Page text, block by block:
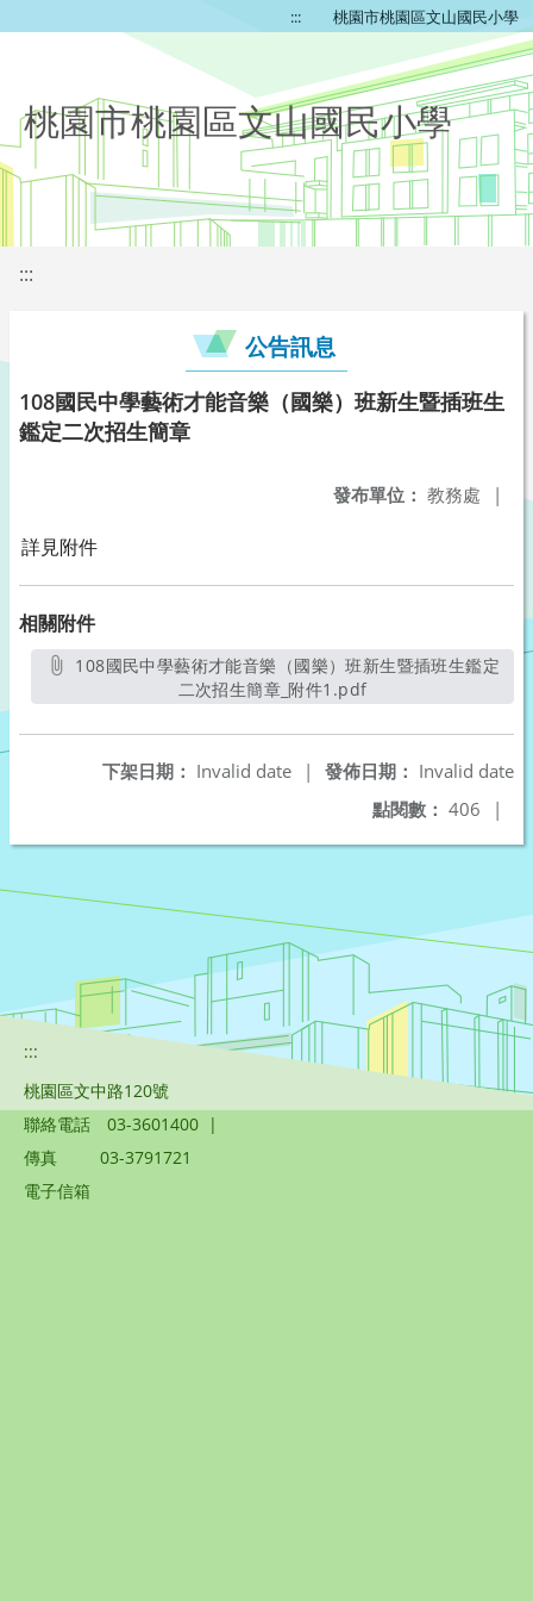
::: 桃園市桃園區文山國民小學
桃園市桃園區文山國民小學
:::
公告訊息
108國民中學藝術才能音樂（國樂）班新生暨插班生
鑑定二次招生簡章
發布單位： 教務處 |
詳見附件
相關附件
二次招生簡章_附件1.pdf另開新視窗
發佈日期： Invalid date
下架日期： Invalid date
|
點閱數： 406 |
:::
桃園區文中路120號
聯絡電話
03-3601400 |
傳真
03-3791721
電子信箱